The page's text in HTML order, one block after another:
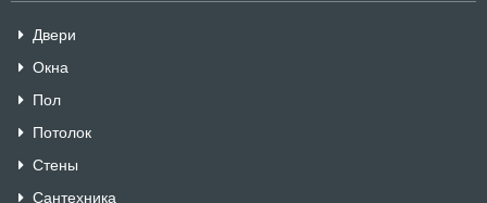
Двери
Окна
Пол
Потолок
Стены
Сантехника